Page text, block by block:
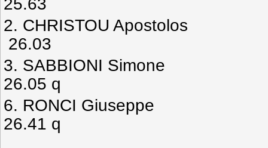
25.63
2. CHRISTOU
26.03
3. SABBIONI
26.05 q
6. RONCI
26.41 q